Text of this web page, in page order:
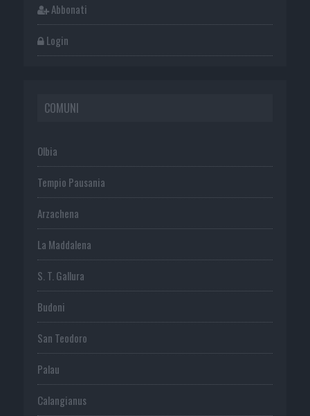
Abbonati
Login
COMUNI
Olbia
Tempio Pausania
Arzachena
La Maddalena
S. T. Gallura
Budoni
San Teodoro
Palau
Calangianus